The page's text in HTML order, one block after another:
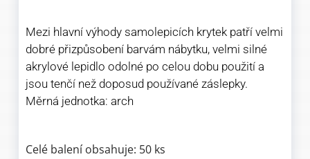
Mezi hlavní výhody samolepicích krytek patří velmi
dobré přizpůsobení barvám nábytku, velmi silné
akrylové lepidlo odolné po celou dobu použití a
jsou tenčí než doposud používané záslepky.
Měrná jednotka: arch
Celé balení obsahuje: 50 ks